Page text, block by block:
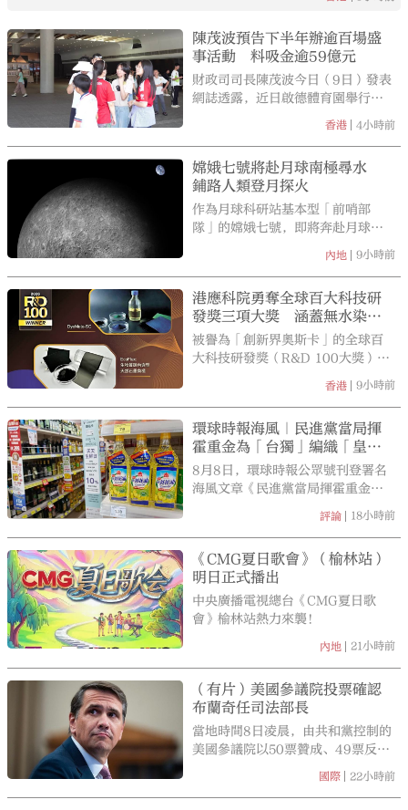
大公文匯
陳茂波預告下半年辦逾百場盛
事活動 料吸金逾59億元
財政司司長陳茂波今日（9日）發表
網誌透露，近日啟德體育園舉行的
三場球賽共吸引超過12萬名觀眾入
場，門票收入預計超過1.8億元。他
項盛事活動，吸引逾185萬旅客參
加，帶來約59億元消費額。
香港 4小時前
嫦娥七號將赴月球南極尋水
鋪路人類登月探火
作為月球科研站基本型「前哨部
隊」的嫦娥七號，即將奔赴月球南
極尋找水冰，以繞、落、巡、飛躍
等綜合探測方式勘察環境和資源，
極找到水冰存在證據，將有助解決
載人登月水源問題，為後續國際月
球科研站建設和登陸火星任務提供
技術支撐，以「中國方案」驅動全
內地 9小時前
港應科院勇奪全球百大科技研
發獎三項大獎 涵蓋無水染
色、快速充電等領域
被譽為「創新界奧斯卡」的全球百
大科技研發獎（R&D 100大獎）
2026年度評選結果近日揭曉，香港
創下佳績，共有9個項目入圍、4個
者。
香港 9小時前
環球時報海風｜民進黨當局揮
霍重金為「台獨」編織「皇帝
新衣」
8月8日，環球時報公眾號刊登署名
海風文章《民進黨當局揮霍重金為
「台獨」編織「皇帝新衣」》指
出，「皇帝的新衣」，最可笑的地
所有人一起假裝看見了。
評論 18小時前
《CMG夏日歌會》（榆林站）
明日正式播出
中央廣播電視總台《CMG夏日歌
會》榆林站熱力來襲！
內地 21小時前
（有片）美國參議院投票確認
布蘭奇任司法部長
當地時間8日凌晨，由共和黨控制的
美國參議院以50票贊成、49票反對
的投票結果，確認托德·布蘭奇
（Todd Wallace Blanche）擔任司
國際 22小時前